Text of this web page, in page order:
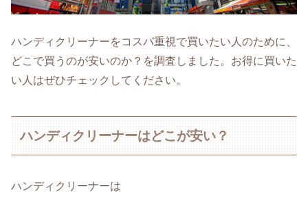
ハンディクリーナーをコスパ重視で買いたい人のために、
どこで買うのが安いのか？を調査しました。お得に買いた
い人はぜひチェックしてください。
ハンディクリーナーはどこが安い？
ハンディクリーナーは